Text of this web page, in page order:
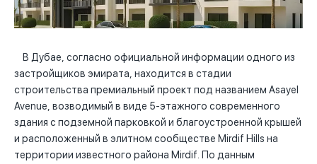
В Дубае, согласно официальной информации одного из
застройщиков эмирата, находится в стадии
строительства премиальный проект под названием Asayel
Avenue, возводимый в виде 5-этажного современного
здания с подземной парковкой и благоустроенной крышей
и расположенный в элитном сообществе Mirdif Hills на
территории известного района Mirdif. По данным